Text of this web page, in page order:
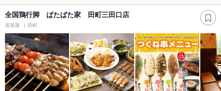
全国鶏行脚 ぱたぱた家 田町三田口店
居酒屋 田町